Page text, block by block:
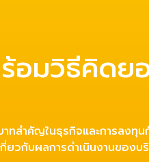
ร้อมวิธีคิดย
ทสำคัญในธุรกิจและการลงทุน
ยวกับผลการดำเนินงานของบ